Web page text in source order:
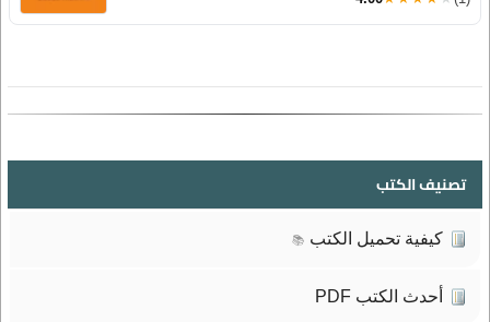
تصنيف الكتب
كيفية تحميل الكتب 📚
أحدث الكتب PDF